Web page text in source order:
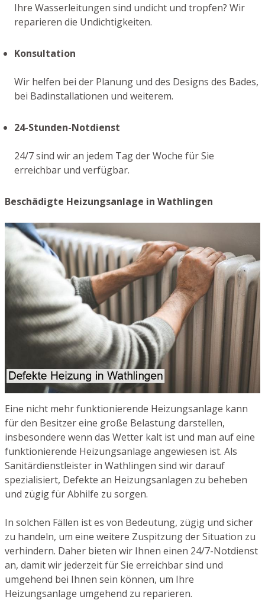
Ihre Wasserleitungen sind undicht und tropfen? Wir
reparieren die Undichtigkeiten.
Konsultation
Wir helfen bei der Planung und des Designs des Bades,
bei Badinstallationen und weiterem.
24-Stunden-Notdienst
24/7 sind wir an jedem Tag der Woche für Sie
erreichbar und verfügbar.
Beschädigte Heizungsanlage in Wathlingen
Eine nicht mehr funktionierende Heizungsanlage kann
für den Besitzer eine große Belastung darstellen,
insbesondere wenn das Wetter kalt ist und man auf eine
funktionierende Heizungsanlage angewiesen ist. Als
Sanitärdienstleister in Wathlingen sind wir darauf
spezialisiert, Defekte an Heizungsanlagen zu beheben
und zügig für Abhilfe zu sorgen.
In solchen Fällen ist es von Bedeutung, zügig und sicher
zu handeln, um eine weitere Zuspitzung der Situation zu
verhindern. Daher bieten wir Ihnen einen 24/7-Notdienst
an, damit wir jederzeit für Sie erreichbar sind und
umgehend bei Ihnen sein können, um Ihre
Heizungsanlage umgehend zu reparieren.